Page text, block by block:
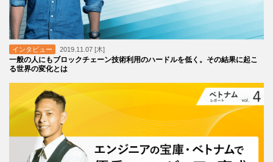
インタビュー 2019.11.07 [木]
一般の人にもブロックチェーン技術利用のハードルを低く。その結果に起こ
る世界の変化とは